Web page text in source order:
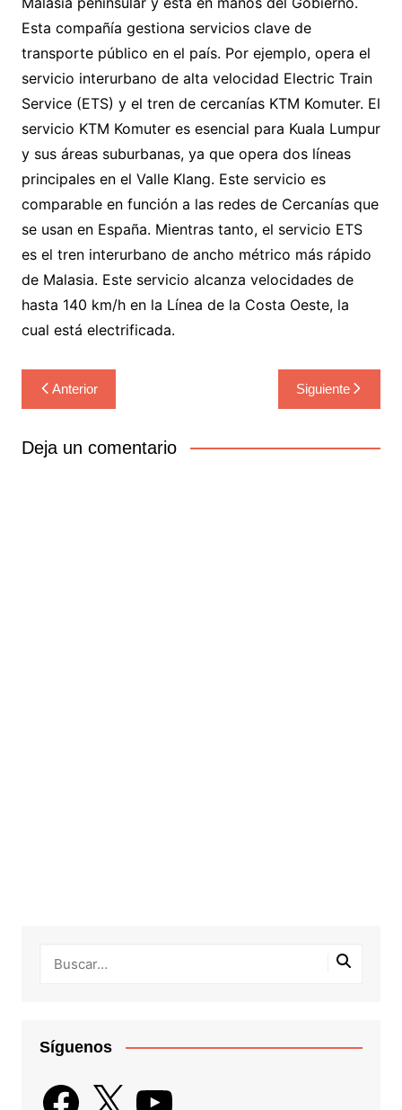
Esta compañía gestiona servicios clave de
transporte público en el país. Por ejemplo, opera el
servicio interurbano de alta velocidad Electric Train
Service (ETS) y el tren de cercanías KTM Komuter. El
servicio KTM Komuter es esencial para Kuala Lumpur
y sus áreas suburbanas, ya que opera dos líneas
principales en el Valle Klang. Este servicio es
comparable en función a las redes de Cercanías que
se usan en España. Mientras tanto, el servicio ETS
es el tren interurbano de ancho métrico más rápido
de Malasia. Este servicio alcanza velocidades de
hasta 140 km/h en la Línea de la Costa Oeste, la
cual está electrificada.
Navegación
de
entradas
Anterior Siguiente
Deja un comentario
Síguenos
Facebook
X YouTube